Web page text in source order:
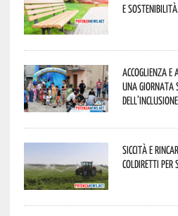
e
Accoglienza e
una giornata
Siccità e
Coldiretti per